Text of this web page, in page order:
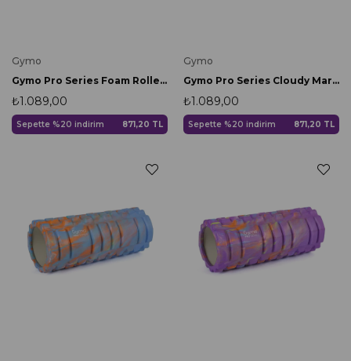
Gymo
Gymo Pro Series Foam Roller Pilates Masaj Rulosu Yeşil
₺1.089,00
Sepette %20 indirim 871,20 TL
Gymo
Gymo Pro Series Cloudy Marble Foam Roller Pilates Masaj Rulosu Siyah
₺1.089,00
Sepette %20 indirim 871,20 TL